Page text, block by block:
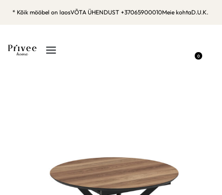
* Kõik mööbel on laosVÕTA ÜHENDUST +37065900010Meie kohtaD.U.K.
0